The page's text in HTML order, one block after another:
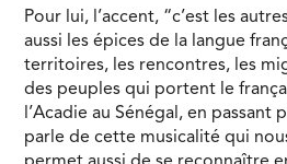
Pour lui, l’accent, “c’est les
aussi les épices de la langue
territoires, les rencontres, les
des peuples qui portent le
l’Acadie au Sénégal, en passant
parle de cette musicalité qui